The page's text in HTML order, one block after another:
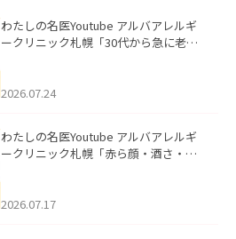
わたしの名医Youtube アルバアレルギ
ークリニック札幌「30代から急に老け
た。
2026.07.24
わたしの名医Youtube アルバアレルギ
ークリニック札幌「赤ら顔・酒さ・ニ
した。
2026.07.17